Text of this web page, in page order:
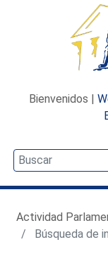
Bienvenidos |
Actividad
Búsqueda de